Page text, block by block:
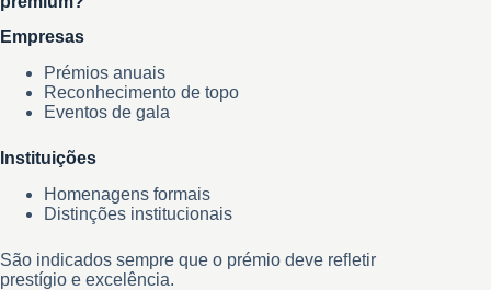
Empresas
Prémios anuais
Reconhecimento de topo
Eventos de gala
Instituições
Homenagens formais
Distinções institucionais
São indicados sempre que o prémio deve refletir
prestígio e excelência.